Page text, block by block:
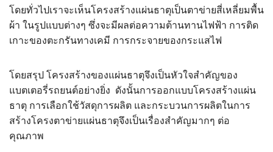
โดยทั่วไปเราจะเห็นโครงสร้างแผ่นธาตุเป็นตาข่ายสี่เหลี่ยมพื้น
ผ้า ในรูปแบบต่างๆ ซึ่งจะมีผลต่อความต้านทานไฟฟ้า การติด
เกาะของตะกรันทางเคมี การกระจายของกระแสไฟ
โดยสรุป โครงสร้างของแผ่นธาตุจึงเป็นหัวใจสำคัญของ
แบตเตอรี่รถยนต์อย่างยิ่ง ดังนั้นการออกแบบโครงสร้างแผ่น
ธาตุ การเลือกใช้วัสดุการผลิต และกระบวนการผลิตในการ
สร้างโครงตาข่ายแผ่นธาตุจึงเป็นเรื่องสำคัญมากๆ ต่อ
คุณภาพ